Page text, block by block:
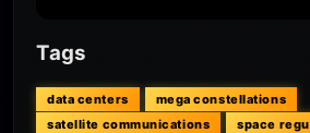
Tags
data centers
mega constellations
satellite communications
space